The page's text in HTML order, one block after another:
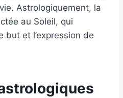
Astrologiquement, la
au Soleil, qui
but et l’expression de